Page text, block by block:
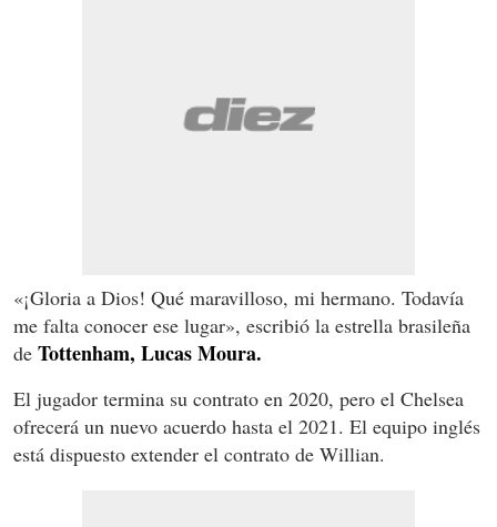
«¡Gloria a Dios! Qué maravilloso, mi hermano. Todavía
me falta conocer ese lugar», escribió la estrella brasileña
de Tottenham, Lucas Moura.
El jugador termina su contrato en 2020, pero el Chelsea
ofrecerá un nuevo acuerdo hasta el 2021. El equipo inglés
está dispuesto extender el contrato de Willian.